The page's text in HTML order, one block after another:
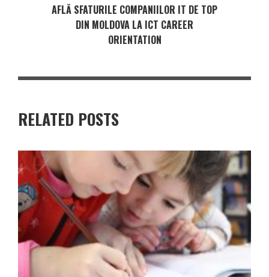
AFLĂ SFATURILE COMPANIILOR IT DE TOP
DIN MOLDOVA LA ICT CAREER
ORIENTATION
RELATED POSTS